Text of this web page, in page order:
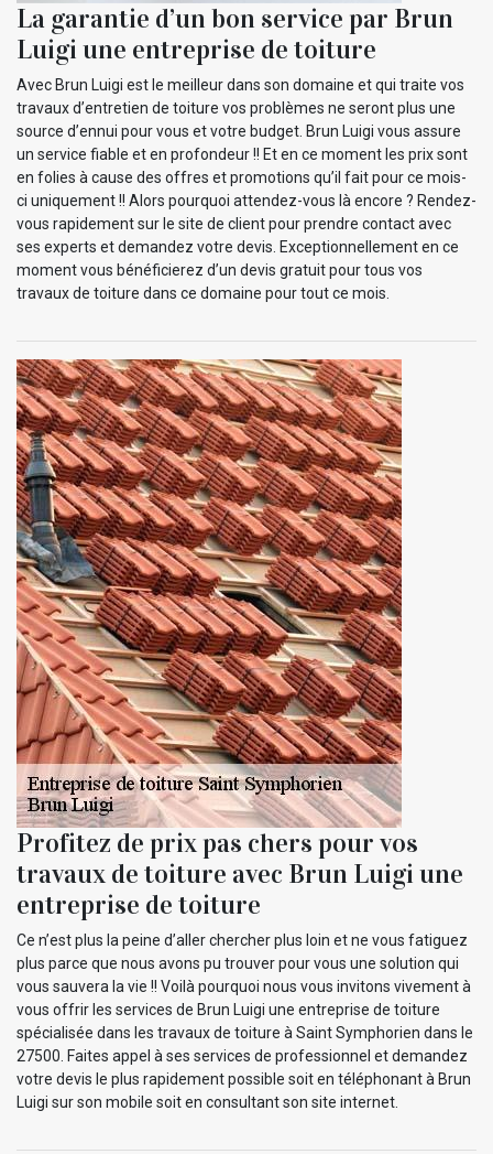
La garantie d’un bon service par Brun
Luigi une entreprise de toiture
Avec Brun Luigi est le meilleur dans son domaine et qui traite vos
travaux d’entretien de toiture vos problèmes ne seront plus une
source d’ennui pour vous et votre budget. Brun Luigi vous assure
un service fiable et en profondeur !! Et en ce moment les prix sont
en folies à cause des offres et promotions qu’il fait pour ce mois-
ci uniquement !! Alors pourquoi attendez-vous là encore ? Rendez-
vous rapidement sur le site de client pour prendre contact avec
ses experts et demandez votre devis. Exceptionnellement en ce
moment vous bénéficierez d’un devis gratuit pour tous vos
travaux de toiture dans ce domaine pour tout ce mois.
Profitez de prix pas chers pour vos
travaux de toiture avec Brun Luigi une
entreprise de toiture
Ce n’est plus la peine d’aller chercher plus loin et ne vous fatiguez
plus parce que nous avons pu trouver pour vous une solution qui
vous sauvera la vie !! Voilà pourquoi nous vous invitons vivement à
vous offrir les services de Brun Luigi une entreprise de toiture
spécialisée dans les travaux de toiture à Saint Symphorien dans le
27500. Faites appel à ses services de professionnel et demandez
votre devis le plus rapidement possible soit en téléphonant à Brun
Luigi sur son mobile soit en consultant son site internet.